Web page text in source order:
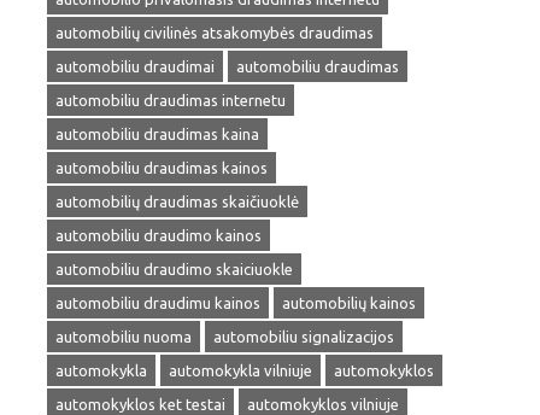
automobilių civilinės atsakomybės draudimas
automobiliu draudimai
automobiliu draudimas
automobiliu draudimas internetu
automobiliu draudimas kaina
automobiliu draudimas kainos
automobilių draudimas skaičiuoklė
automobiliu draudimo kainos
automobiliu draudimo skaiciuokle
automobiliu draudimu kainos
automobilių kainos
automobiliu nuoma
automobiliu signalizacijos
automokykla
automokykla vilniuje
automokyklos
automokyklos ket testai
automokyklos vilniuje